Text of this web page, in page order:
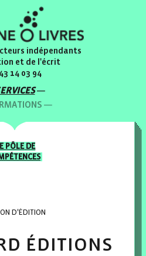
indépendants
et de l'écrit
14 03 94
PÔLEDE
D'ÉDITION
éditions